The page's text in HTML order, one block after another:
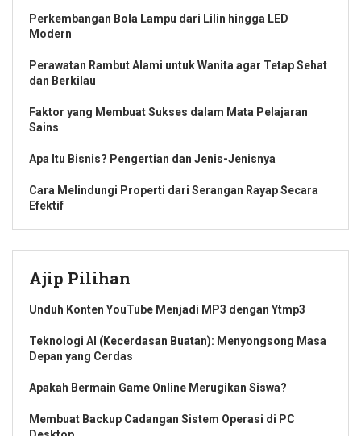
Perkembangan Bola Lampu dari Lilin hingga LED
Modern
Perawatan Rambut Alami untuk Wanita agar Tetap Sehat
dan Berkilau
Faktor yang Membuat Sukses dalam Mata Pelajaran
Sains
Apa Itu Bisnis? Pengertian dan Jenis-Jenisnya
Cara Melindungi Properti dari Serangan Rayap Secara
Efektif
Ajip Pilihan
Unduh Konten YouTube Menjadi MP3 dengan Ytmp3
Teknologi AI (Kecerdasan Buatan): Menyongsong Masa
Depan yang Cerdas
Apakah Bermain Game Online Merugikan Siswa?
Membuat Backup Cadangan Sistem Operasi di PC